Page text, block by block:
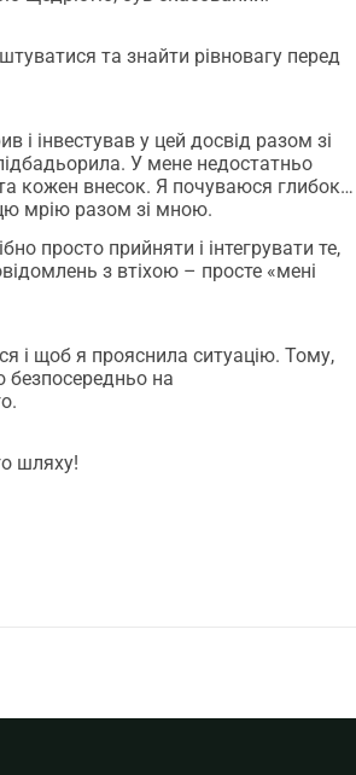
та знайти рівновагу перед
і інвестував у цей досвід разом зі
У мене недостатньо
кожен внесок. Я почуваюся глибоко
мрію разом зі мною.
просто прийняти і інтегрувати те,
з втіхою – просте «мені
і щоб я прояснила ситуацію. Тому,
безпосередньо на
шляху!